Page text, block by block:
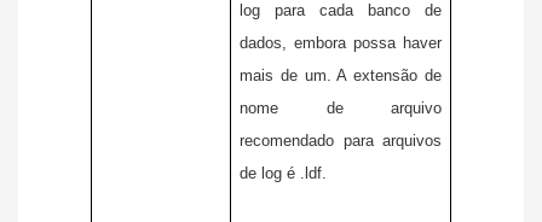
log para cada banco de
dados, embora possa haver
mais de um. A extensão de
nome de arquivo
recomendado para arquivos
de log é .ldf.